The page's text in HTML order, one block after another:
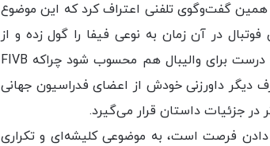
همین گفت‌وگوی تلفنی اعتراف کرد که این موضوع
در آن زمان به نوعی فیفا را گول زده و از
تعلیق خارج شده است. البته این اصلاً نمی‌تواند راهکاری درست برای والیبال هم محسوب شود چراکه FIVB
داورزنی خودش از اعضای فدراسیون جهانی
دادن فرصت است، به موضوعی کلیشه‌ای و تکراری